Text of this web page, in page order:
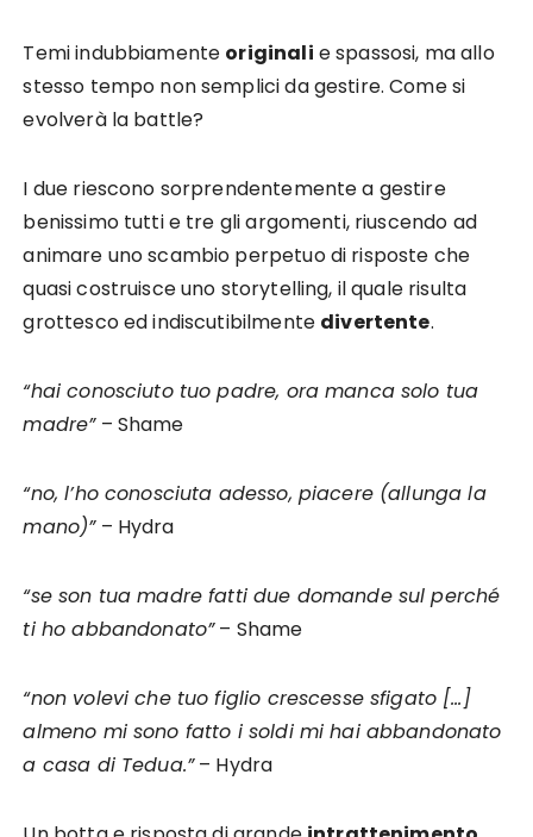
Temi indubbiamente originali e spassosi, ma allo
stesso tempo non semplici da gestire. Come si
evolverà la battle?
I due riescono sorprendentemente a gestire
benissimo tutti e tre gli argomenti, riuscendo ad
animare uno scambio perpetuo di risposte che
quasi costruisce uno storytelling, il quale risulta
grottesco ed indiscutibilmente divertente.
“hai conosciuto tuo padre, ora manca solo tua
madre”– Shame
“no, l’ho conosciuta adesso, piacere (allunga la
mano)”– Hydra
“se son tua madre fatti due domande sul perché
ti ho abbandonato”– Shame
“non volevi che tuo figlio crescesse sfigato […]
almeno mi sono fatto i soldi mi hai abbandonato
a casa di Tedua.”– Hydra